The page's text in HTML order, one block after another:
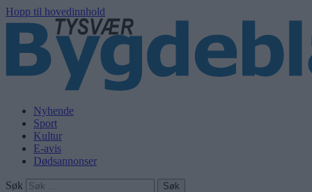
Hopp til hovedinnhold
Nyhende
Sport
Kultur
E-avis
Dødsannonser
Søk